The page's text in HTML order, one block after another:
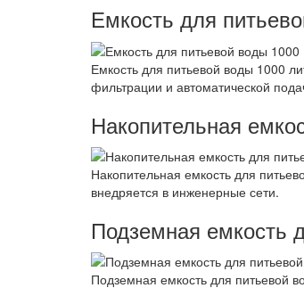
Емкость для
Емкость для питьевой воды 1000
фильтрации и автоматической
Накопительная
Накопительная емкость для
внедряется в инженерные сети.
Подземная емкость
Подземная емкость для питьевой